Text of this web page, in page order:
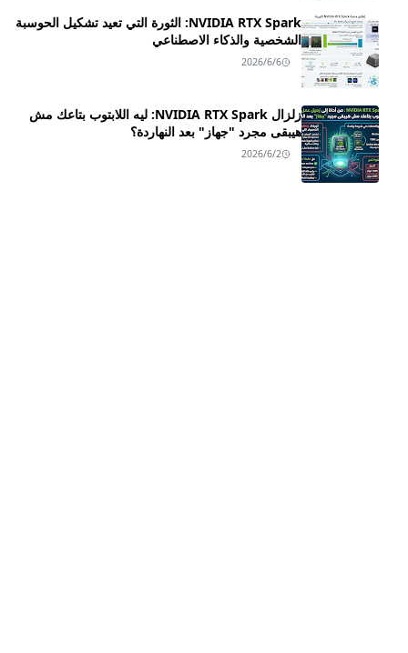
NVIDIA RTX Spark: الثورة التي تعيد تشكيل الحوسبة
الشخصية والذكاء الاصطناعي
2026/6/6
زلزال NVIDIA RTX Spark: ليه اللابتوب بتاعك مش
هيبقى مجرد "جهاز" بعد النهاردة؟
2026/6/2